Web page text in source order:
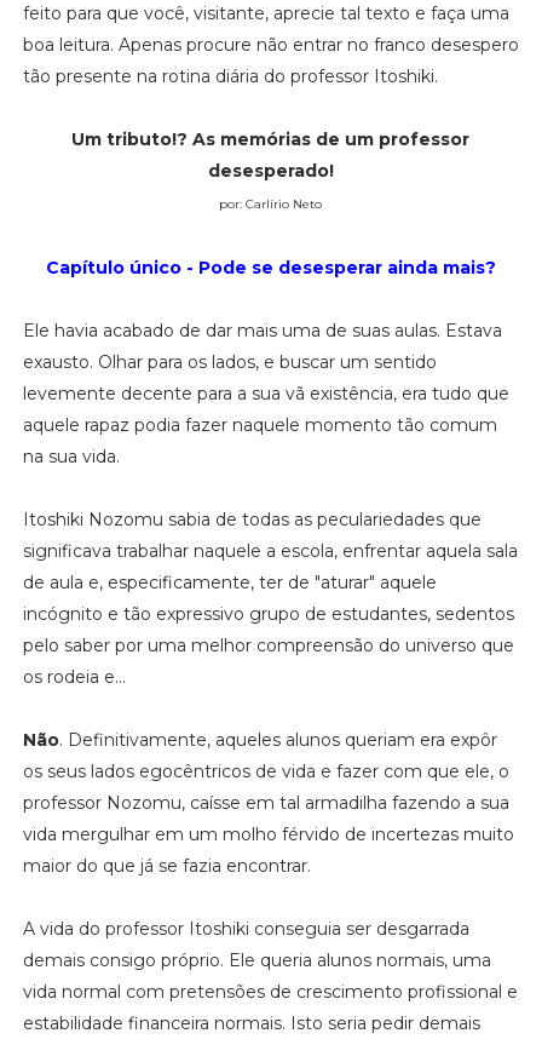
feito para que você, visitante, aprecie tal texto e faça uma
boa leitura. Apenas procure não entrar no franco desespero
tão presente na rotina diária do professor Itoshiki.
Um tributo!? As memórias de um professor
desesperado!
por: Carlírio Neto
Capítulo único - Pode se desesperar ainda mais?
Ele havia acabado de dar mais uma de suas aulas. Estava
exausto. Olhar para os lados, e buscar um sentido
levemente decente para a sua vã existência, era tudo que
aquele rapaz podia fazer naquele momento tão comum
na sua vida.
Itoshiki Nozomu sabia de todas as peculariedades que
significava trabalhar naquele a escola, enfrentar aquela sala
de aula e, especificamente, ter de "aturar" aquele
incógnito e tão expressivo grupo de estudantes, sedentos
pelo saber por uma melhor compreensão do universo que
os rodeia e...
Não. Definitivamente, aqueles alunos queriam era expôr
os seus lados egocêntricos de vida e fazer com que ele, o
professor Nozomu, caísse em tal armadilha fazendo a sua
vida mergulhar em um molho férvido de incertezas muito
maior do que já se fazia encontrar.
A vida do professor Itoshiki conseguia ser desgarrada
demais consigo próprio. Ele queria alunos normais, uma
vida normal com pretensões de crescimento profissional e
estabilidade financeira normais. Isto seria pedir demais